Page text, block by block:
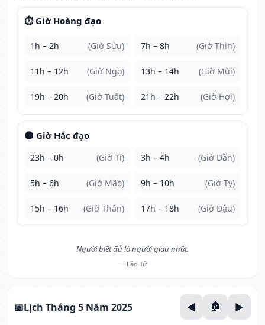
⏱️ Giờ Hoàng đạo
1h – 2h (Giờ Sửu) 7h – 8h (Giờ Thìn)
11h – 12h (Giờ Ngọ) 13h – 14h (Giờ Mùi)
19h – 20h (Giờ Tuất) 21h – 22h (Giờ Hợi)
🌑 Giờ Hắc đạo
23h – 0h (Giờ Tí) 3h – 4h (Giờ Dần)
5h – 6h (Giờ Mão) 9h – 10h (Giờ Tỵ)
15h – 16h (Giờ Thân) 17h – 18h (Giờ Dậu)
Người biết đủ là người giàu nhất.
— Lão Tử
Lịch Tháng 5 Năm 2025